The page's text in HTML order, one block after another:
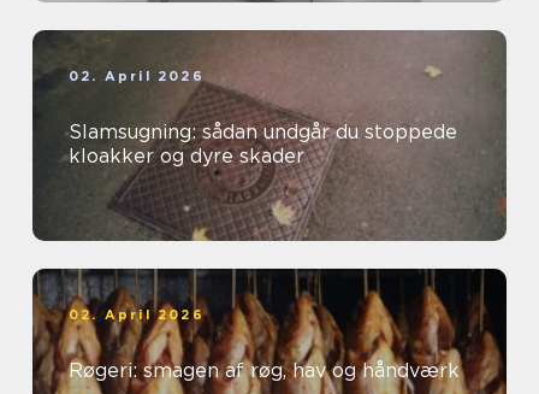
02. April 2026
Slamsugning: sådan undgår du stoppede
kloakker og dyre skader
02. April 2026
Røgeri: smagen af røg, hav og håndværk